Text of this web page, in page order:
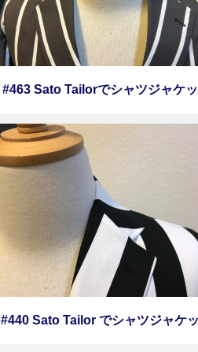
#463 Sato Tailorでシャツジャケッ
をオーダーしました その６
#440 Sato Tailor でシャツジャケ